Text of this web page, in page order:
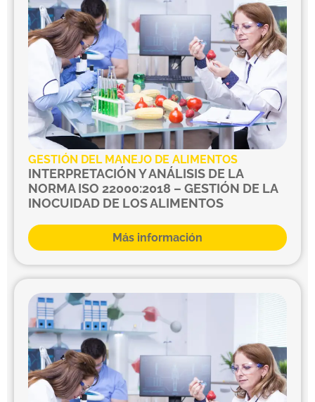
GESTIÓN DEL MANEJO DE ALIMENTOS
INTERPRETACIÓN Y ANÁLISIS DE LA
NORMA ISO 22000:2018 – GESTIÓN DE LA
INOCUIDAD DE LOS ALIMENTOS
Más información